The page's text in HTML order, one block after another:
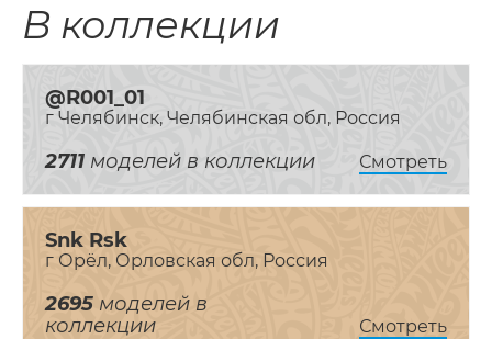
В коллекции
@R001_01
г Челябинск, Челябинская обл, Россия
2711 моделей в коллекции Смотреть
Snk Rsk
г Орёл, Орловская обл, Россия
2695 моделей в
коллекции
Смотреть